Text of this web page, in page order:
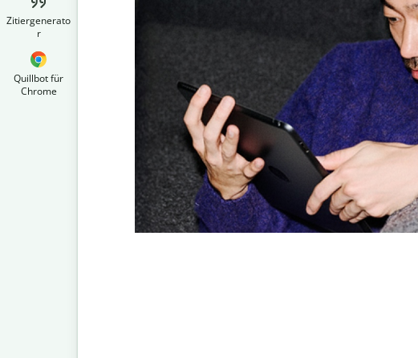
Zitiergenerato
r
Quillbot für
Chrome